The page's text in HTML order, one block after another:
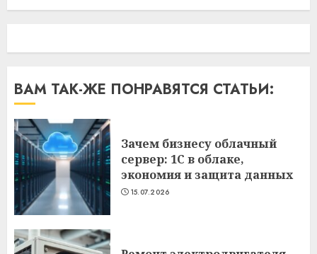
ВАМ ТАК-ЖЕ ПОНРАВЯТСЯ СТАТЬИ:
Зачем бизнесу облачный
сервер: 1С в облаке,
экономия и защита данных
15.07.2026